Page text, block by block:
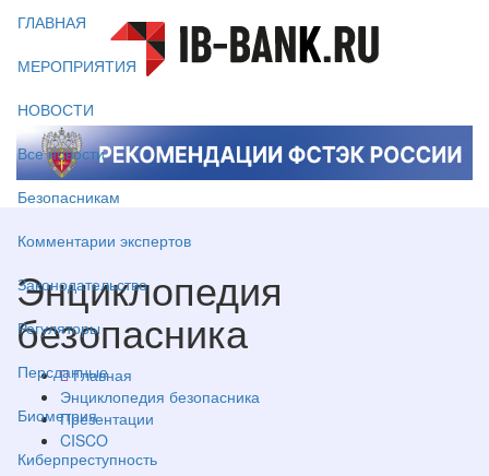
ГЛАВНАЯ
МЕРОПРИЯТИЯ
НОВОСТИ
Все новости
Безопасникам
Комментарии экспертов
Законодательство
Регуляторы
Персданные
Биометрия
Киберпреступность
Энциклопедия
безопасника
Главная
Энциклопедия безопасника
Презентации
CISCO